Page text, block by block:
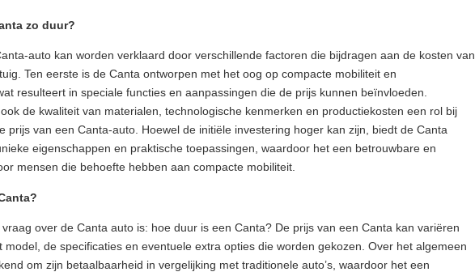
zo duur?
auto kan worden verklaard door verschillende factoren die bijdragen aan de kosten van
Ten eerste is de Canta ontworpen met het oog op compacte mobiliteit en
resulteert in speciale functies en aanpassingen die de prijs kunnen beïnvloeden.
de kwaliteit van materialen, technologische kenmerken en productiekosten een rol bij
prijs van een Canta-auto. Hoewel de initiële investering hoger kan zijn, biedt de Canta
eigenschappen en praktische toepassingen, waardoor het een betrouwbare en
mensen die behoefte hebben aan compacte mobiliteit.
vraag over de Canta auto is: hoe duur is een Canta? De prijs van een Canta kan variëren
model, de specificaties en eventuele extra opties die worden gekozen. Over het algemeen
om zijn betaalbaarheid in vergelijking met traditionele auto’s, waardoor het een